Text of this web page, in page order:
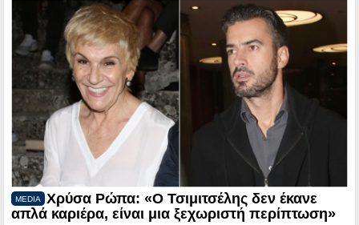
MEDIA
Χρύσα Ρώπα: «Ο Τσιμιτσέλης δεν έκανε
απλά καριέρα, είναι μια ξεχωριστή περίπτωση»